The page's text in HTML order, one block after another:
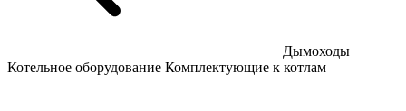
Дымоходы
Котельное оборудование Комплектующие к котлам